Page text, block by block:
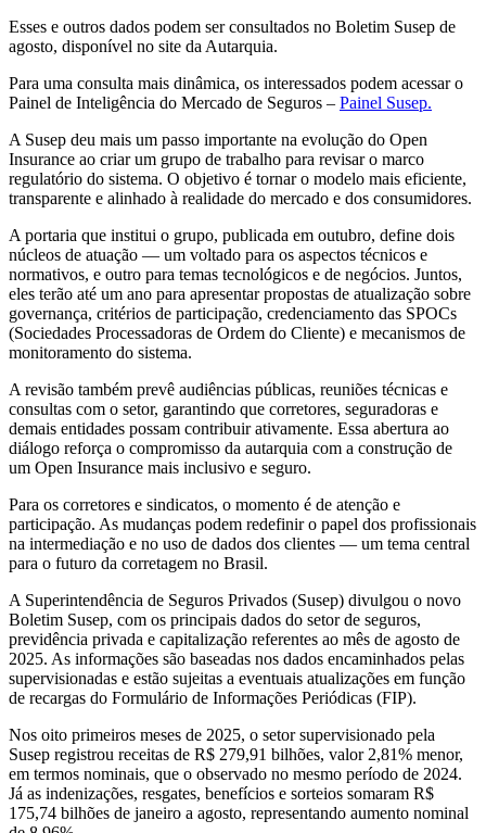
Esses e outros dados podem ser consultados no Boletim Susep de
agosto, disponível no site da Autarquia.
Para uma consulta mais dinâmica, os interessados podem acessar o
Painel de Inteligência do Mercado de Seguros – Painel Susep.
A Susep deu mais um passo importante na evolução do Open
Insurance ao criar um grupo de trabalho para revisar o marco
regulatório do sistema. O objetivo é tornar o modelo mais eficiente,
transparente e alinhado à realidade do mercado e dos consumidores.
A portaria que institui o grupo, publicada em outubro, define dois
núcleos de atuação — um voltado para os aspectos técnicos e
normativos, e outro para temas tecnológicos e de negócios. Juntos,
eles terão até um ano para apresentar propostas de atualização sobre
governança, critérios de participação, credenciamento das SPOCs
(Sociedades Processadoras de Ordem do Cliente) e mecanismos de
monitoramento do sistema.
A revisão também prevê audiências públicas, reuniões técnicas e
consultas com o setor, garantindo que corretores, seguradoras e
demais entidades possam contribuir ativamente. Essa abertura ao
diálogo reforça o compromisso da autarquia com a construção de
um Open Insurance mais inclusivo e seguro.
Para os corretores e sindicatos, o momento é de atenção e
participação. As mudanças podem redefinir o papel dos profissionais
na intermediação e no uso de dados dos clientes — um tema central
para o futuro da corretagem no Brasil.
A Superintendência de Seguros Privados (Susep) divulgou o novo
Boletim Susep, com os principais dados do setor de seguros,
previdência privada e capitalização referentes ao mês de agosto de
2025. As informações são baseadas nos dados encaminhados pelas
supervisionadas e estão sujeitas a eventuais atualizações em função
de recargas do Formulário de Informações Periódicas (FIP).
Nos oito primeiros meses de 2025, o setor supervisionado pela
Susep registrou receitas de R$ 279,91 bilhões, valor 2,81% menor,
em termos nominais, que o observado no mesmo período de 2024.
Já as indenizações, resgates, benefícios e sorteios somaram R$
175,74 bilhões de janeiro a agosto, representando aumento nominal